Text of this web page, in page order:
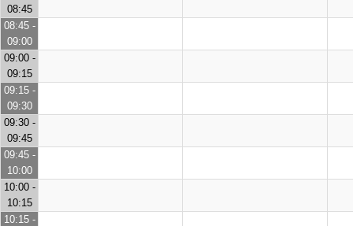
08:45
08:45 -
09:00
09:00 -
09:15
09:15 -
09:30
09:30 -
09:45
09:45 -
10:00
10:00 -
10:15
10:15 -